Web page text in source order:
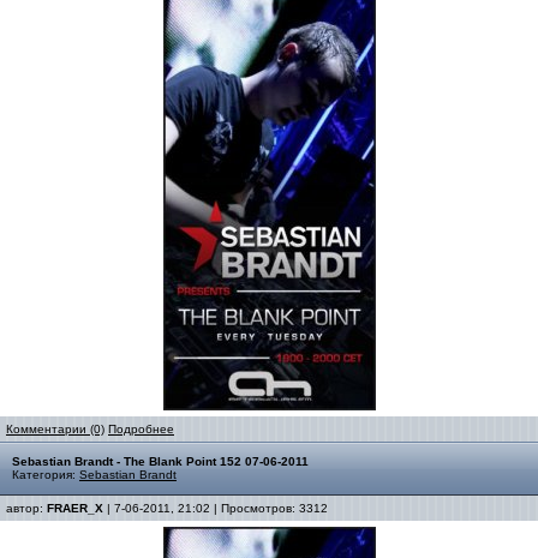
Комментарии (0) Подробнее
Sebastian Brandt - The Blank Point 152 07-06-2011
Категория: Sebastian Brandt
автор: FRAER_X | 7-06-2011, 21:02 | Просмотров: 3312